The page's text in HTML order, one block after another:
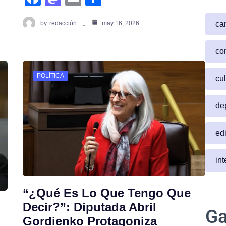
e
o
o
k
st
d
o
n
ail ar
by redacción may 16, 2026
POLÍTICA
“¿Qué Es Lo Que Tengo Que
Decir?”: Diputada Abril
Gordienko Protagoniza